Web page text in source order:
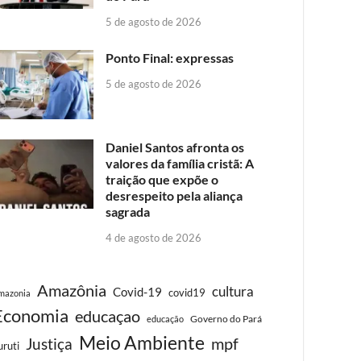
5 de agosto de 2026
Ponto Final: expressas
5 de agosto de 2026
Daniel Santos afronta os
valores da família cristã: A
traição que expõe o
desrespeito pela aliança
sagrada
4 de agosto de 2026
Amazônia Covid-19 covid19 cultura
educaçao educação Governo do Pará
Justiça Meio Ambiente mpf